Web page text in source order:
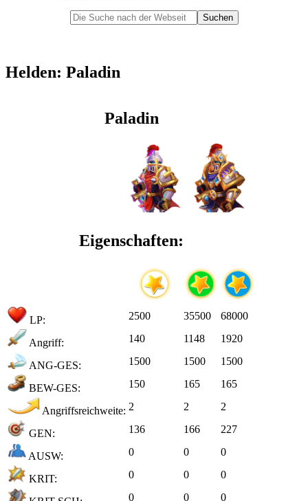
Helden: Paladin
Paladin
Eigenschaften:
LP: 2500 35500 68000
Angriff: 140 1148 1920
ANG-GES: 1500 1500 1500
BEW-GES: 150 165 165
Angriffsreichweite: 2 2 2
GEN: 136 166 227
AUSW: 0 0 0
KRIT: 0 0 0
0 0 0